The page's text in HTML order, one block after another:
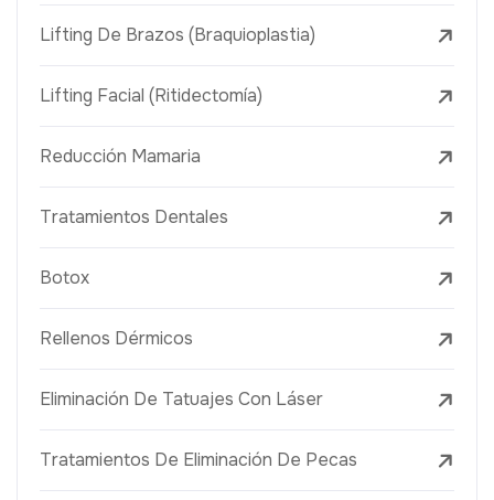
Lifting De Brazos (Braquioplastia)
Lifting Facial (Ritidectomía)
Reducción Mamaria
Tratamientos Dentales
Botox
Rellenos Dérmicos
Eliminación De Tatuajes Con Láser
Tratamientos De Eliminación De Pecas